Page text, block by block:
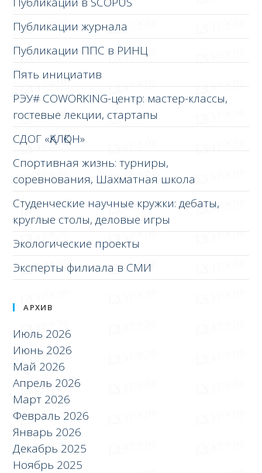
Публикации журнала
Публикации ППС в РИНЦ
Пять инициатив
РЭУ# COWORKING-центр: мастер-классы,
гостевые лекции, стартапы
СДОГ «ҚАЛҚОН»
Спортивная жизнь: турниры,
соревнования, Шахматная школа
Студенческие научные кружки: дебаты,
круглые столы, деловые игры
Экологические проекты
Эксперты филиала в СМИ
АРХИВ
Июль 2026
Июнь 2026
Май 2026
Апрель 2026
Март 2026
Февраль 2026
Январь 2026
Декабрь 2025
Ноябрь 2025